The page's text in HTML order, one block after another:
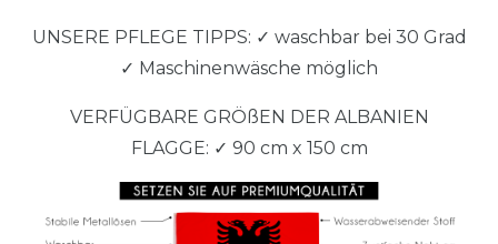
UNSERE PFLEGE TIPPS: ✓ waschbar bei 30 Grad
✓ Maschinenwäsche möglich
VERFÜGBARE GRÖßEN DER ALBANIEN
FLAGGE: ✓ 90 cm x 150 cm